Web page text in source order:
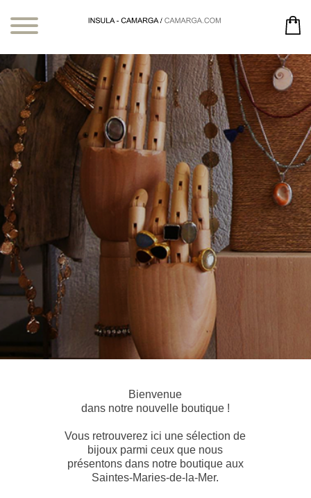
Bienvenue
dans notre nouvelle boutique !
Vous retrouverez ici une sélection de
bijoux parmi ceux que nous
présentons dans notre boutique aux
Saintes-Maries-de-la-Mer.